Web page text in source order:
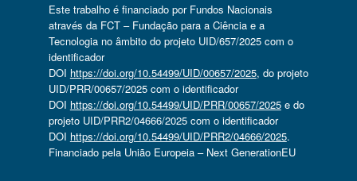
Este trabalho é financiado por Fundos Nacionais
através da FCT – Fundação para a Ciência e a
Tecnologia no âmbito do projeto UID/657/2025 com o
identificador
DOI https://doi.org/10.54499/UID/00657/2025, do projeto
UID/PRR/00657/2025 com o identificador
DOI https://doi.org/10.54499/UID/PRR/00657/2025e do
projeto UID/PRR2/04666/2025 com o identificador
DOI https://doi.org/10.54499/UID/PRR2/04666/2025.
Financiado pela União Europeia – Next GenerationEU